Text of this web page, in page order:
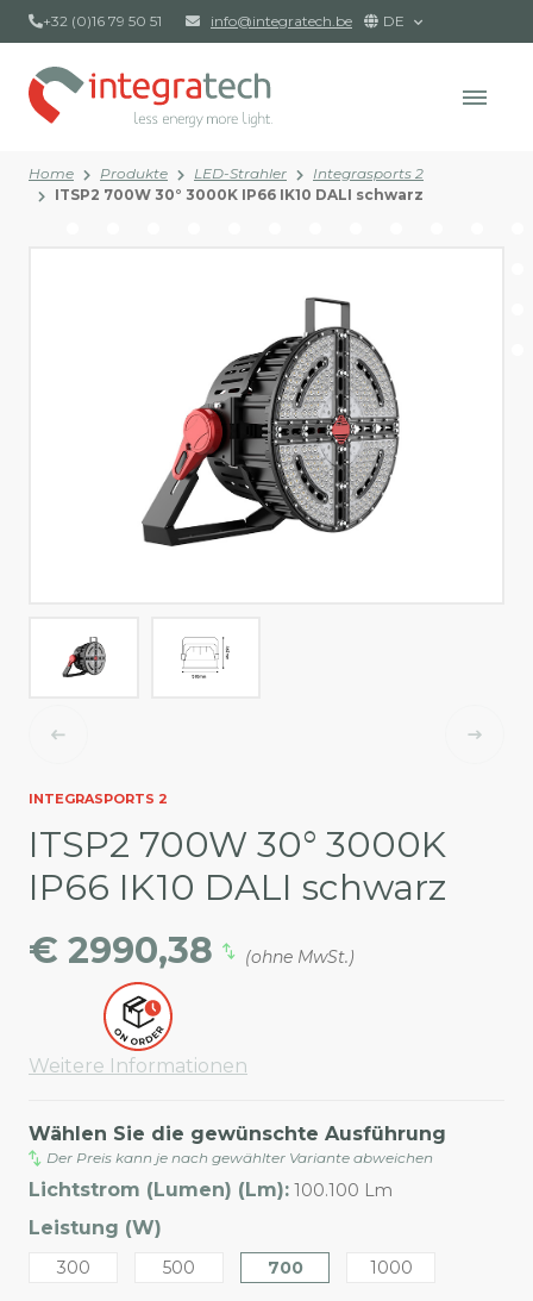
+32 (0)16 79 50 51 info@integratech.be DE
Home Produkte LED-Strahler
Integrasports 2
ITSP2 700W 30° 3000K IP66 IK10 DALI schwarz
INTEGRASPORTS 2
ITSP2 700W 30° 3000K
IP66 IK10 DALI schwarz
€ 2990,38
(ohne MwSt.)
Weitere Informationen
Wählen Sie die gewünschte Ausführung
Der Preis kann je nach gewählter Variante abweichen
Lichtstrom (Lumen) (Lm): 100.100 Lm
Leistung (W)
300 500 700 1000